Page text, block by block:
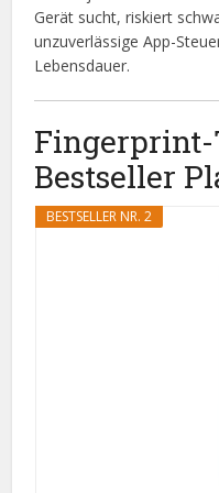
Gerät sucht, riskiert
unzuverlässige App-
Lebensdauer.
Bestseller
BESTSELLER NR. 2